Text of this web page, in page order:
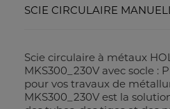
SCIE CIRCULAIRE
Scie circulaire à métaux
MKS300_230V avec socle :
pour vos travaux de
MKS300_230V est la